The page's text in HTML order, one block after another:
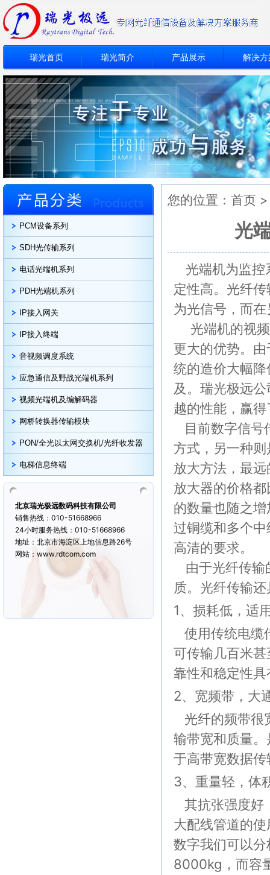
瑞光首页 瑞光简介 产品展示 解决方
PCM设备系列
SDH光传输系列
电话光端机系列
PDH光端机系列
IP接入网关
IP接入终端
音视频调度系统
应急通信及野战光端机系列
视频光端机及编解码器
网桥转换器传输模块
PON/全光以太网交换机/光纤收发器
电梯信息终端
北京瑞光极远数码科技有限公司
销售热线：010-51668966
24小时服务热线：010-51668966
地址：北京市海淀区上地信息路26号
网站：www.rdtcom.com
您的位置： 首页
光
光端机为监
定性高。光纤
为光信号，而
光端机的视频
更大的优势。
统的造价大幅
及。瑞光极远
越的性能，赢
目前数字信号
方式，另一种
放大方法，最
放大器的价格
的数量也随之
过铜缆和多个
高清的要求。
由于光纤传
质。光纤传输
1、损耗低，适
使用传统电缆
可传输几百米
靠性和稳定性
2、宽频带，大
光纤的频带很
输带宽和质量
于高带宽数据
3、重量轻，体
其抗张强度好
大配线管道的
数字我们可以
8000kg，而容